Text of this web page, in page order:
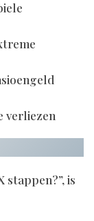
verliezen
stappen?”, is